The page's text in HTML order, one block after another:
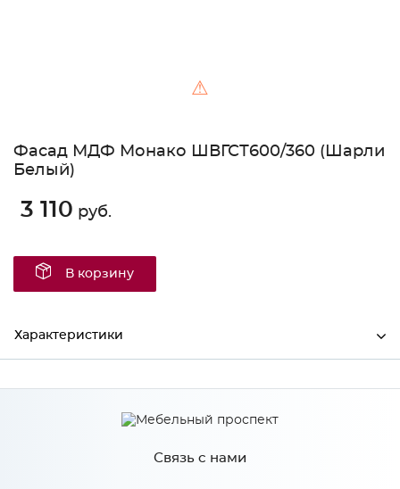
⚠
Фасад МДФ Монако ШВГСТ600/360 (Шарли
Белый)
3 110 руб.
В корзину
Характеристики
Производитель МиФ
Связь с нами